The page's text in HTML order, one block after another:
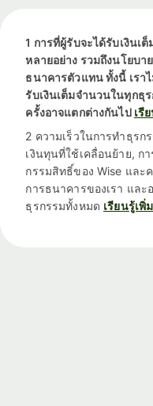
1 การที่ผู้รับจะได้รับเงิน
หลายอย่าง รวมถึงนโยบ
ธนาคารตัวแทน ทั้งนี้ เรา
รับเงินเต็มจำนวนในทุกธุ
ครั้งอาจแตกต่างกันไป เรี
2 ความเร็วในการทำธุร
เงินทุนที่ใช้เคลื่อนย้าย, ก
กรรมสิทธิ์ของ Wise แล
การธนาคารของเรา แล
ธุรกรรมทั้งหมด เรียนรู้เพิ่